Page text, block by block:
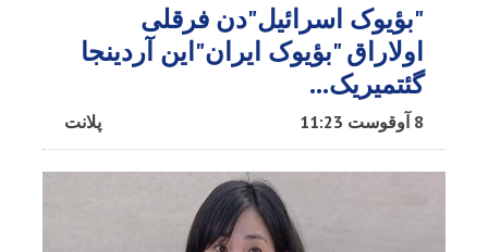
"بؤیوک اسرائیل"دن فرقلی
اولاراق "بؤیوک ایران"این آردینجا
گئتمیریک...
پلانت 8 آوقوست 11:23